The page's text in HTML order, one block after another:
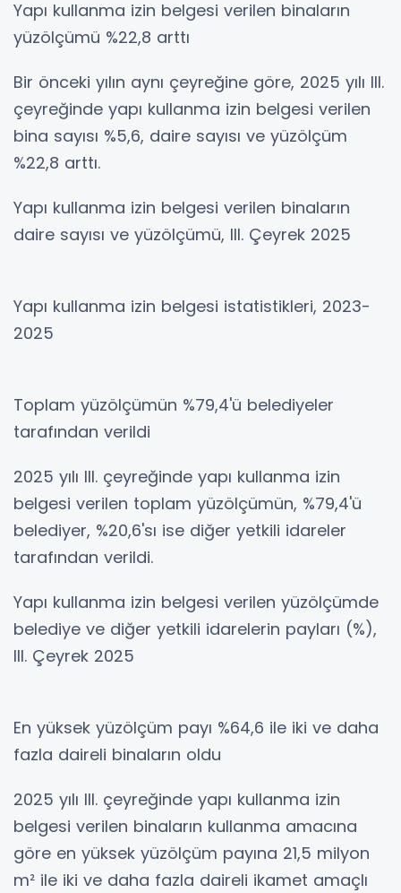
Yapı kullanma izin belgesi verilen binaların
yüzölçümü %22,8 arttı
Bir önceki yılın aynı çeyreğine göre, 2025 yılı III.
çeyreğinde yapı kullanma izin belgesi verilen
bina sayısı %5,6, daire sayısı ve yüzölçüm
%22,8 arttı.
Yapı kullanma izin belgesi verilen binaların
daire sayısı ve yüzölçümü, III. Çeyrek 2025
Yapı kullanma izin belgesi istatistikleri, 2023-
2025
Toplam yüzölçümün %79,4'ü belediyeler
tarafından verildi
2025 yılı III. çeyreğinde yapı kullanma izin
belgesi verilen toplam yüzölçümün, %79,4'ü
belediyer, %20,6'sı ise diğer yetkili idareler
tarafından verildi.
Yapı kullanma izin belgesi verilen yüzölçümde
belediye ve diğer yetkili idarelerin payları (%),
III. Çeyrek 2025
En yüksek yüzölçüm payı %64,6 ile iki ve daha
fazla daireli binaların oldu
2025 yılı III. çeyreğinde yapı kullanma izin
belgesi verilen binaların kullanma amacına
göre en yüksek yüzölçüm payına 21,5 milyon
m² ile iki ve daha fazla daireli ikamet amaçlı